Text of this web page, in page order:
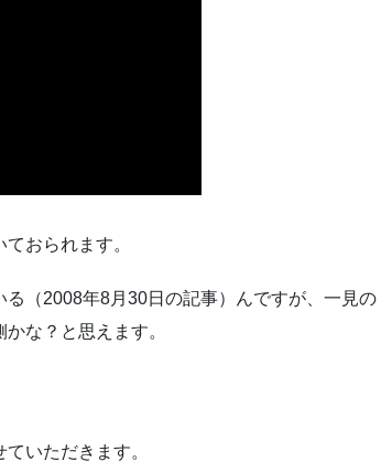
おられます。
（2008年8月30日の記事）んですが、一見の
な？と思えます。
いただきます。